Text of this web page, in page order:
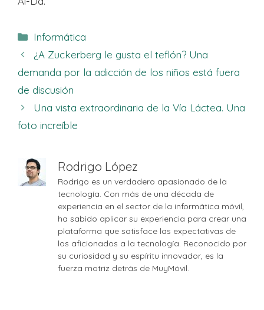
Categorías
Informática
¿A Zuckerberg le gusta el teflón? Una
demanda por la adicción de los niños está fuera
de discusión
Una vista extraordinaria de la Vía Láctea. Una
foto increíble
Rodrigo López
Rodrigo es un verdadero apasionado de la
tecnología. Con más de una década de
experiencia en el sector de la informática móvil,
ha sabido aplicar su experiencia para crear una
plataforma que satisface las expectativas de
los aficionados a la tecnología. Reconocido por
su curiosidad y su espíritu innovador, es la
fuerza motriz detrás de MuyMóvil.